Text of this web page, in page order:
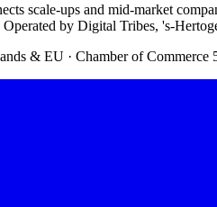
scale-ups and mid-market
by Digital Tribes, 's-
& EU · Chamber of Commerce